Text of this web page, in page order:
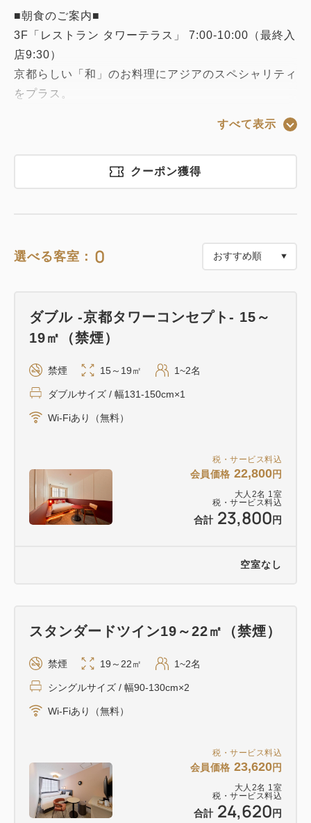
■朝食のご案内■
3F「レストラン タワーテラス」 7:00-10:00（最終入
店9:30）
京都らしい「和」のお料理にアジアのスペシャリティ
をプラス。
※添い寝のお子様には朝食は付きませんのでご了承く
ださい。
■ホテルからのご案内■
◇JR・地下鉄【京都駅】より地下通路直結。 *地下
◇ホテルには専用駐車場・提携駐車場はございませ
ん。
◇地上100m ニデック京都タワー展望室割引券プレ
ゼント！
*一部ご利用除外日有：8月16日、年末年始、他イベ
*営業時間等の詳細は公式HPをご確認下さい。
チェックイン15時チェックアウト11時、前後のお荷
物は無料でお預かりします。
◇幼児の添い寝無料（小学生未満、ベッド1台・大人
1名様につき1名様）
※店舗内施設の営業時間については、公式HPをご確
当ホテルにおきましてもご宿泊料金に応じた宿泊税を
ご負担いただきます。
すべて表示
クーポン獲得
選べる客室： 0
税・サービス料込
会員価格 22,800円
大人 2名 1 室
税・サービス料込
合計 23,800 円
ダブル -京都タワーコンセプト- 15～
19㎡（禁煙）
禁煙 15～19㎡ 1~2名
ダブルサイズ / 幅131-150cm×1
Wi-Fiあり（無料）
空室なし
税・サービス料込
会員価格 23,620円
大人 2名 1 室
税・サービス料込
合計 24,620 円
スタンダードツイン19～22㎡（禁煙）
禁煙 19～22㎡ 1~2名
シングルサイズ / 幅90-130cm×2
Wi-Fiあり（無料）